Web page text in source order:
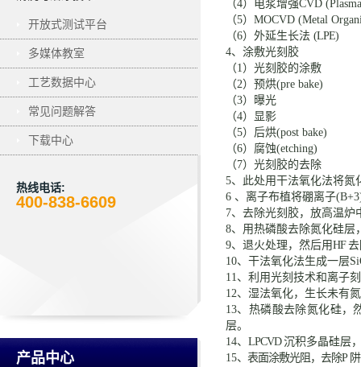
开放式测试平台
多媒体教室
工艺数据中心
常见问题解答
下载中心
热线电话:
400-838-6609
产品中心
（4）电浆增强CVD
（5）MOCVD (Metal
（6）外延生长法 (LPE)
4、涂敷光刻胶
（1）光刻胶的涂敷
（2）预烘(pre bake)
（3）曝光
（4）显影
（5）后烘(post bake)
（6）腐蚀(etching)
（7）光刻胶的去除
5、 此处用干法氧化法将氮
6 、离子布植将硼离子
7、 去除光刻胶，放高温炉
8、 用热磷酸去除氮化硅层
9、 退火处理，然后用HF
10、干法氧化法生成一层
11、利用光刻技术和离子
12、湿法氧化，生长未有
13、 热磷酸去除氮化硅，
层。
14、 LPCVD沉积多晶硅层
15、表面涂敷光阻，去除P